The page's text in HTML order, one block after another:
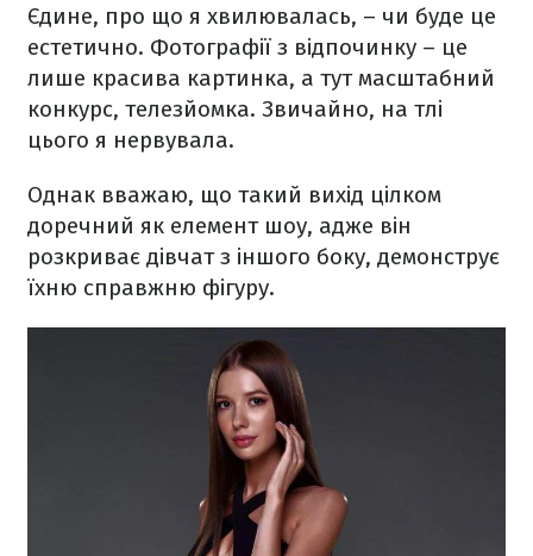
Єдине, про що я хвилювалась, – чи буде це
естетично. Фотографії з відпочинку – це
лише красива картинка, а тут масштабний
конкурс, телезйомка. Звичайно, на тлі
цього я нервувала.
Однак вважаю, що такий вихід цілком
доречний як елемент шоу, адже він
розкриває дівчат з іншого боку, демонструє
їхню справжню фігуру.